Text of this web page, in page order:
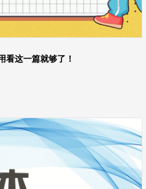
看这一篇就够了！